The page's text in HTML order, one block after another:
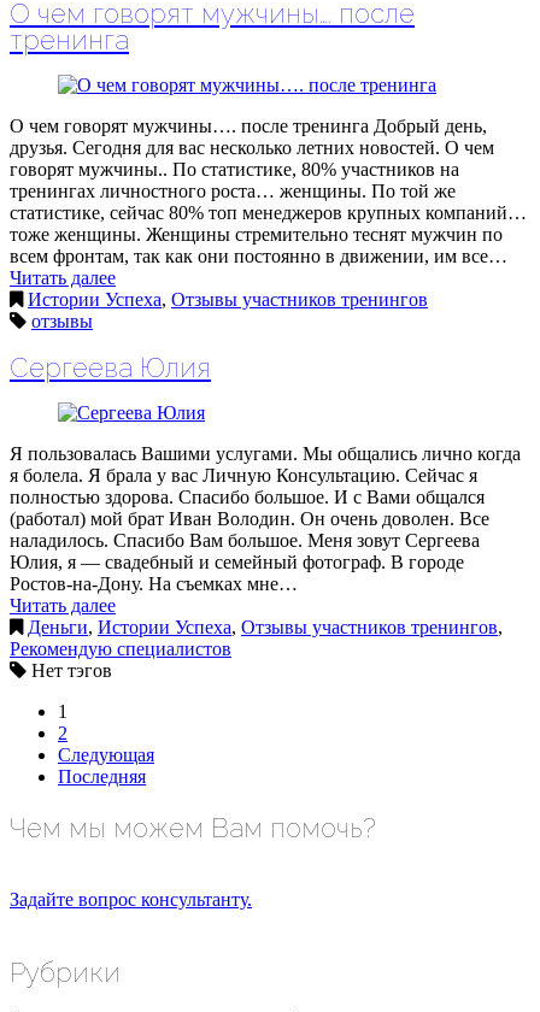
О чем говорят мужчины…. после
тренинга
О чем говорят мужчины…. после тренинга Добрый день,
друзья. Сегодня для вас несколько летних новостей. О чем
говорят мужчины.. По статистике, 80% участников на
тренингах личностного роста… женщины. По той же
статистике, сейчас 80% топ менеджеров крупных компаний…
тоже женщины. Женщины стремительно теснят мужчин по
всем фронтам, так как они постоянно в движении, им все…
Читать далее
Истории Успеха, Отзывы участников тренингов
отзывы
Сергеева Юлия
Я пользовалась Вашими услугами. Мы общались лично когда
я болела. Я брала у вас Личную Консультацию. Сейчас я
полностью здорова. Спасибо большое. И с Вами общался
(работал) мой брат Иван Володин. Он очень доволен. Все
наладилось. Спасибо Вам большое. Меня зовут Сергеева
Юлия, я — свадебный и семейный фотограф. В городе
Ростов-на-Дону. На съемках мне…
Читать далее
Деньги, Истории Успеха, Отзывы участников тренингов,
Рекомендую специалистов
Нет тэгов
1
2
Следующая
Последняя
Чем мы можем Вам помочь?
Задайте вопрос консультанту.
Рубрики